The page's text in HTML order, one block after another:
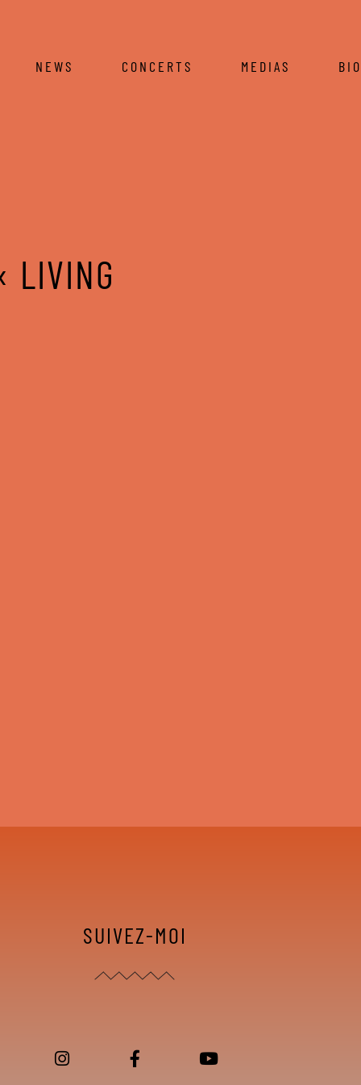
NEWS CONCERTS MEDIAS BIO
LIVING
SUIVEZ-MOI